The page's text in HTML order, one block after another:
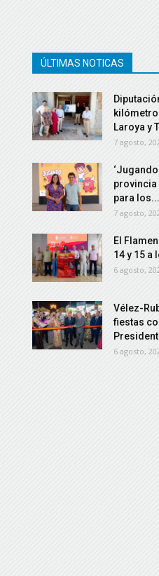
ÚLTIMAS NOTICAS
Laroya y
7 agosto,
provincia
para los...
7 agosto,
El
14 y 15 a
6 agosto,
Vélez-
fiestas
6 agosto,